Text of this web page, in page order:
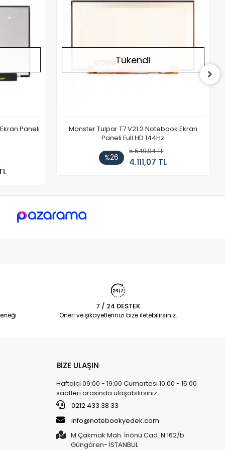
Paneli
Tükendi
Monster Tulpar T7 V21.2 Notebook Ekran
Paneli Full HD 144Hz
%26
5.549,94 TL
4.111,07 TL
7 / 24 DESTEK
Öneri ve şikayetlerinizi bize iletebilirsiniz.
BİZE ULAŞIN
Haftaiçi 09:00 - 19:00 Cumartesi 10:00 - 15:00
saatleri arasında ulaşabilirsiniz.
0212 433 38 33
info@notebookyedek.com
M.Çakmak Mah. İnönü Cad. N.162/b
Güngören- İSTANBUL